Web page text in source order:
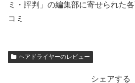
ミ・評判」の編集部に寄せられた
コミ
ヘアドライヤーのレビュー
シェアする